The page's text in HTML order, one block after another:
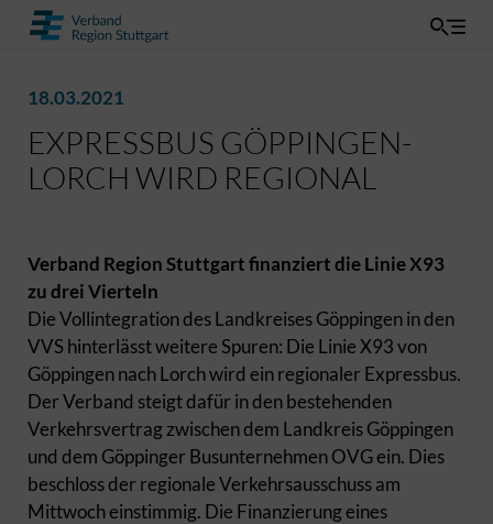
18.03.2021
EXPRESSBUS GÖPPINGEN-
LORCH WIRD REGIONAL
Verband Region Stuttgart finanziert die Linie X93
zu drei Vierteln
Die Vollintegration des Landkreises Göppingen in den
VVS hinterlässt weitere Spuren: Die Linie X93 von
Göppingen nach Lorch wird ein regionaler Expressbus.
Der Verband steigt dafür in den bestehenden
Verkehrsvertrag zwischen dem Landkreis Göppingen
und dem Göppinger Busunternehmen OVG ein. Dies
beschloss der regionale Verkehrsausschuss am
Mittwoch einstimmig. Die Finanzierung eines